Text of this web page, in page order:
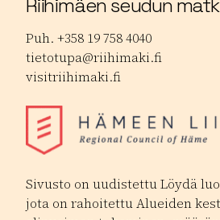
Riihimäen seudun
Puh. +358 19 758 4040
tietotupa@riihimaki.fi
visitriihimaki.fi
Sivusto on uudistettu Löydä
jota on rahoitettu Alueiden